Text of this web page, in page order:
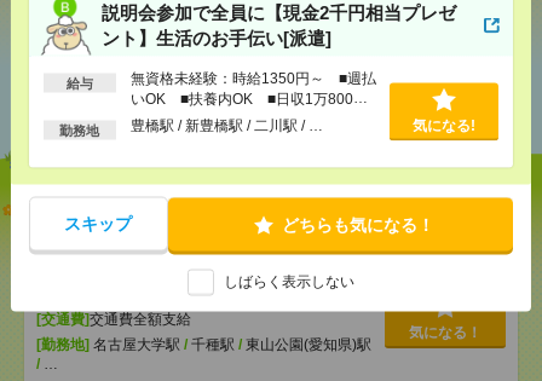
説明会参加で全員に【現金2千円相当プレゼ
ント】生活のお手伝い[派遣]
給与
無資格未経験：時給1350円～ ■週払
いOK ■扶養内OK ■日収1万800円
以上
勤務地 豊橋駅 / 新豊橋駅 / 二川駅 / … 気になる!
スキップ どちらも気になる！
しばらく表示しない
あなたの閲覧履歴からの
おすすめ
【オープニング募集】おばあちゃんのお散歩付き添
いも仕事の1つ[派遣]
無資格未経験：時給1450円～ ■週払い
OK ■扶養内OK ■日収1万1600円以上
[交通費]交通費全額支給
[勤務地] 名古屋大学駅 / 千種駅 / 東山公園(愛知県)駅
/ …
気になる！